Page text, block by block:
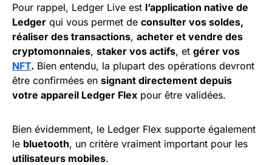
Pour rappel, Ledger Live est l’application native de
Ledger qui vous permet de consulter vos soldes,
réaliser des transactions, acheter et vendre des
cryptomonnaies, staker vos actifs, et gérer vos
NFT. Bien entendu, la plupart des opérations devront
être confirmées en signant directement depuis
votre appareil Ledger Flex pour être validées.
Bien évidemment, le Ledger Flex supporte également
le bluetooth, un critère vraiment important pour les
utilisateurs mobiles.